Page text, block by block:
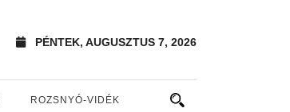
PÉNTEK, AUGUSZTUS 7, 2026
ROZSNYÓ-VIDÉK